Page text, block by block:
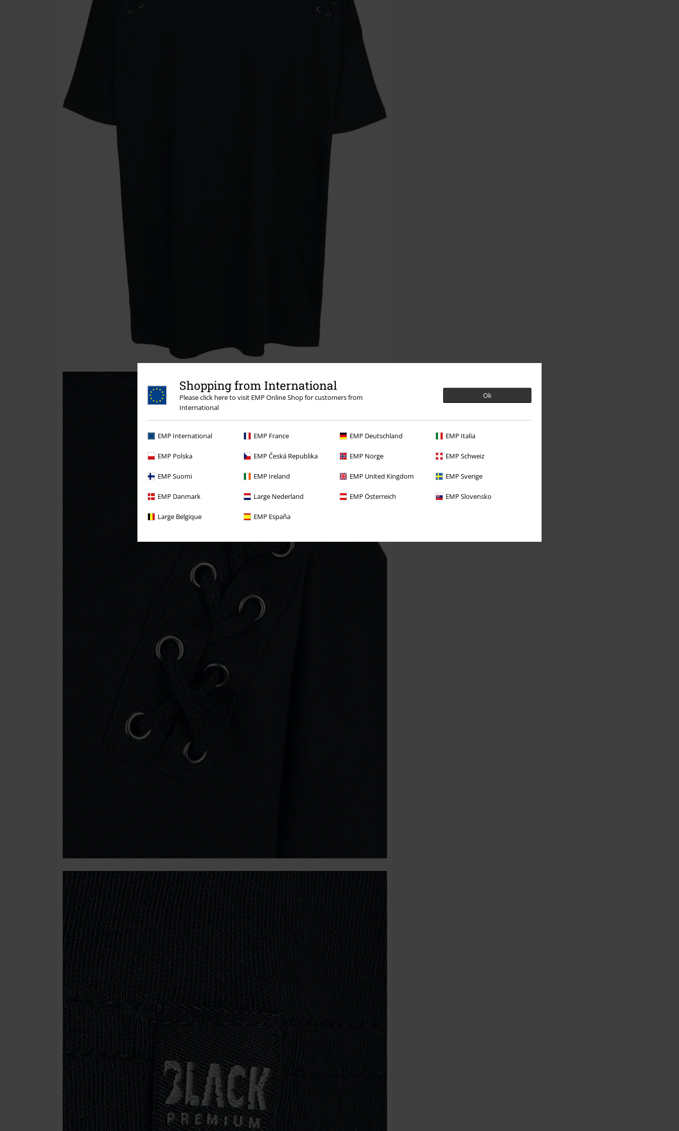
Shopping from International
Please click here to visit EMP Online Shop for customers from
International
Ok
EMP International EMP France EMP Deutschland EMP Italia
EMP Polska EMP Česká Republika EMP Norge EMP Schweiz
EMP Suomi EMP Ireland EMP United Kingdom EMP Sverige
EMP Danmark Large Nederland EMP Österreich EMP Slovensko
Large Belgique EMP España